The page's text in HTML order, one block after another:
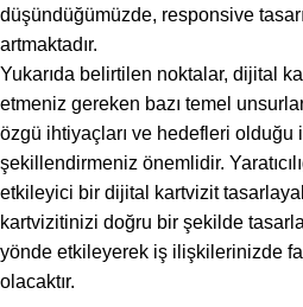
düşündüğümüzde, responsive
artmaktadır.
Yukarıda belirtilen noktalar, dijital
etmeniz gereken bazı temel
özgü ihtiyaçları ve hedefleri olduğu
şekillendirmeniz önemlidir.
etkileyici bir dijital kartvizit
kartvizitinizi doğru bir şekilde
yönde etkileyerek iş ilişkilerinizde
olacaktır.